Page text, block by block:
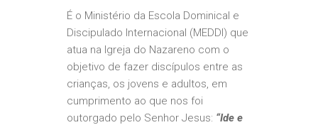
É o Ministério da Escola Dominical e
Discipulado Internacional (MEDDI) que
atua na Igreja do Nazareno com o
objetivo de fazer discípulos entre as
crianças, os jovens e adultos, em
cumprimento ao que nos foi
outorgado pelo Senhor Jesus: “Ide e